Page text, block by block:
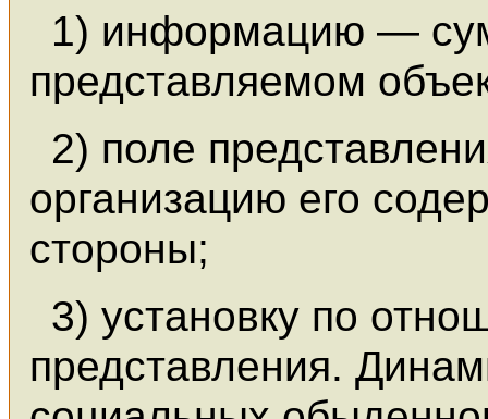
1) информацию —
представляемом
2) поле
организацию его
стороны;
3) установку по
представления.